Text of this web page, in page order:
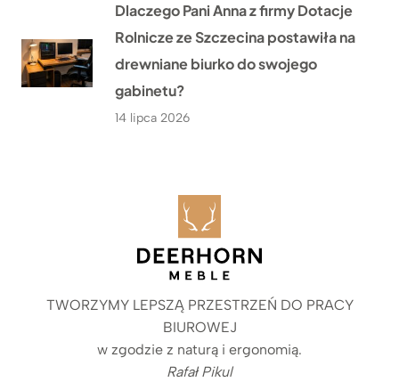
Dlaczego Pani Anna z firmy Dotacje
Rolnicze ze Szczecina postawiła na
drewniane biurko do swojego
gabinetu?
14 lipca 2026
TWORZYMY LEPSZĄ PRZESTRZEŃ DO PRACY
BIUROWEJ
w zgodzie z naturą i ergonomią.
Rafał Pikul